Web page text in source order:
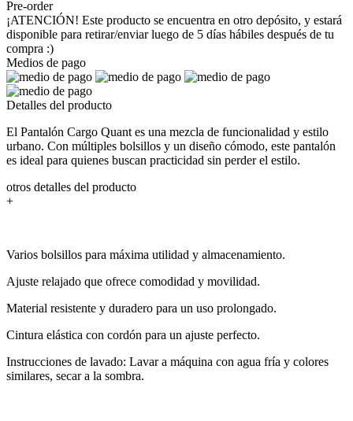
Pre-order
¡ATENCIÓN! Este producto se encuentra en otro depósito, y estará
disponible para retirar/enviar luego de 5 días hábiles después de tu
compra :)
Medios de pago
Detalles del producto
El Pantalón Cargo Quant es una mezcla de funcionalidad y estilo
urbano. Con múltiples bolsillos y un diseño cómodo, este pantalón
es ideal para quienes buscan practicidad sin perder el estilo.
otros detalles del producto
+
Varios bolsillos para máxima utilidad y almacenamiento.
Ajuste relajado que ofrece comodidad y movilidad.
Material resistente y duradero para un uso prolongado.
Cintura elástica con cordón para un ajuste perfecto.
Instrucciones de lavado: Lavar a máquina con agua fría y colores
similares, secar a la sombra.